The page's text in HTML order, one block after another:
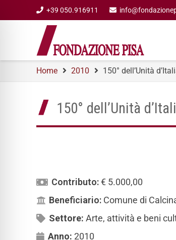
+39 050.916911
Home 2010 150° dell’Unità
150° dell’Unità
Contributo:€ 5.000,00
Beneficiario: Comune di
Settore: Arte, attività e beni
Anno: 2010